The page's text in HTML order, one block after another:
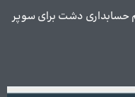
حسابداری دشت برای سوپر